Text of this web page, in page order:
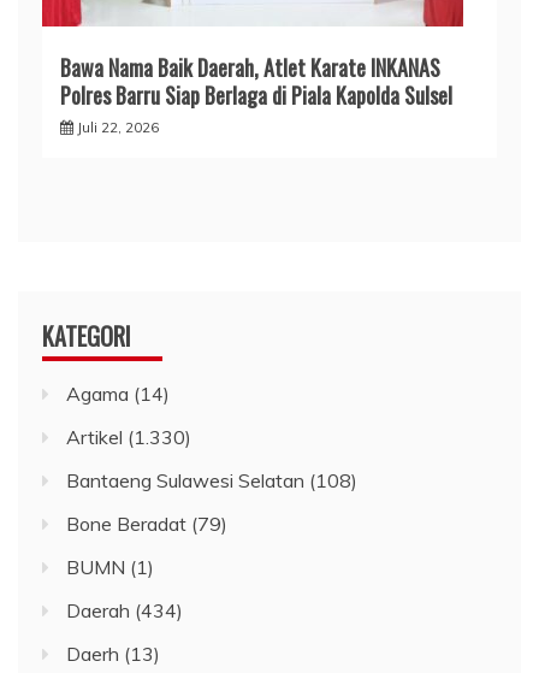
​Bawa Nama Baik Daerah, Atlet Karate INKANAS
Polres Barru Siap Berlaga di Piala Kapolda Sulsel
Juli 22, 2026
KATEGORI
Agama (14)
Artikel (1.330)
Bantaeng Sulawesi Selatan (108)
Bone Beradat (79)
BUMN (1)
Daerah (434)
Daerh (13)